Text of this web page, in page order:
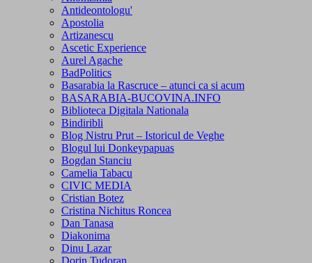
Antideontologu'
Apostolia
Artizanescu
Ascetic Experience
Aurel Agache
BadPolitics
Basarabia la Rascruce – atunci ca si acum
BASARABIA-BUCOVINA.INFO
Biblioteca Digitala Nationala
Bindiribli
Blog Nistru Prut – Istoricul de Veghe
Blogul lui Donkeypapuas
Bogdan Stanciu
Camelia Tabacu
CIVIC MEDIA
Cristian Botez
Cristina Nichitus Roncea
Dan Tanasa
Diakonima
Dinu Lazar